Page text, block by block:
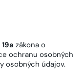
zákona o
ochranu osobných
osobných údajov.